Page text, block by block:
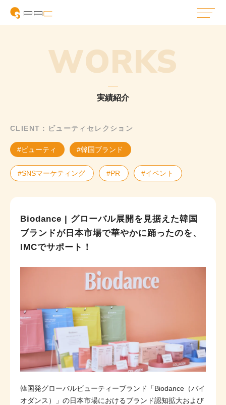
WORKS
実績紹介
CLIENT：ビューティセレクション
#ビューティ #韓国ブランド
#SNSマーケティング #PR #イベント
Biodance | グローバル展開を見据えた韓国
ブランドが日本市場で華やかに踊ったのを、
IMCでサポート！
韓国発グローバルビューティーブランド「Biodance（バイ
オダンス）」の日本市場におけるブランド認知拡大および